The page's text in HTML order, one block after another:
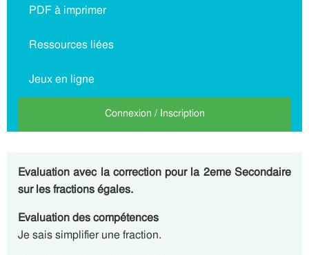
PDF à imprimer
Ressources liées
Jeux en ligne
Connexion / Inscription
Evaluation avec la correction pour la 2eme Secondaire
sur les fractions égales.
Evaluation des compétences
Je sais simplifier une fraction.